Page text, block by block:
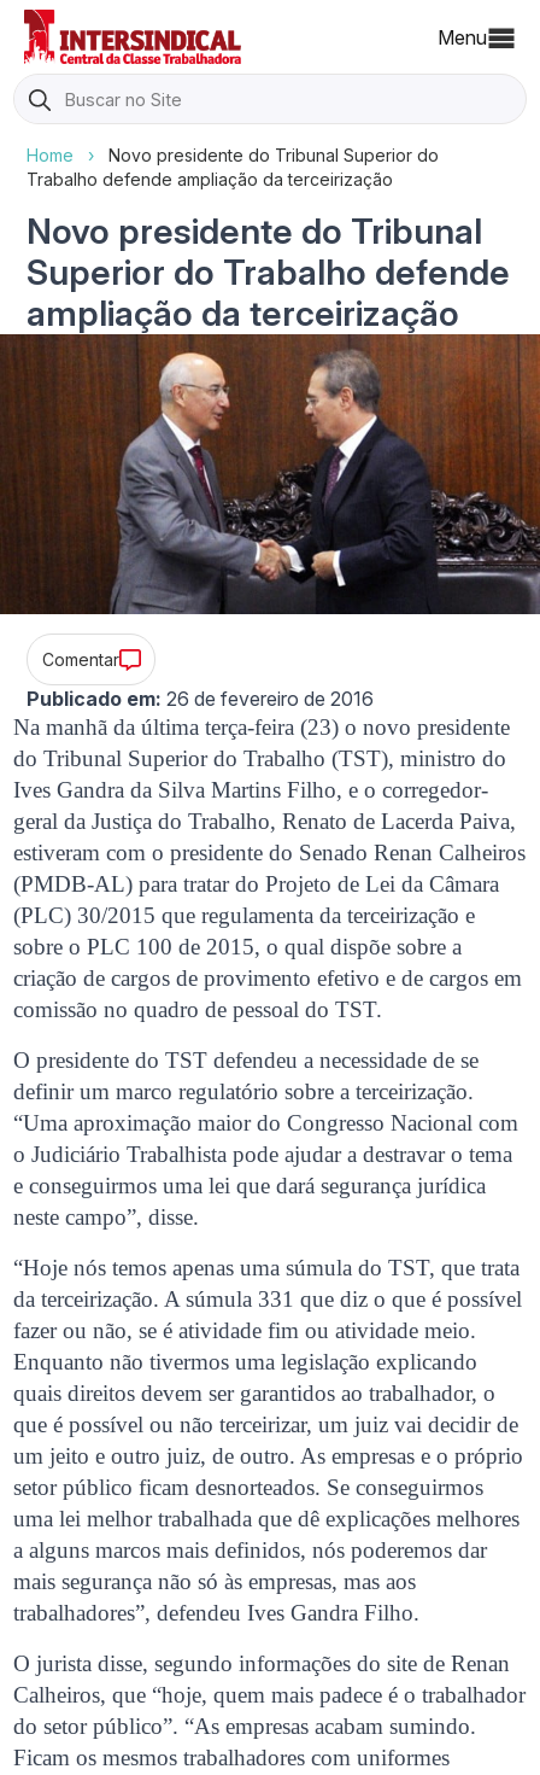
Menu
Search
for:
Home ›
Novo presidente do Tribunal Superior do
Trabalho defende ampliação da terceirização
Novo presidente do Tribunal
Superior do Trabalho defende
ampliação da terceirização
Comentar
Publicado em: 26 de fevereiro de 2016
Na manhã da última terça-feira (23) o novo presidente
do Tribunal Superior do Trabalho (TST), ministro do
Ives Gandra da Silva Martins Filho, e o corregedor-
geral da Justiça do Trabalho, Renato de Lacerda Paiva,
estiveram com o presidente do Senado Renan Calheiros
(PMDB-AL) para tratar do Projeto de Lei da Câmara
(PLC) 30/2015 que regulamenta da terceirização e
sobre o PLC 100 de 2015, o qual dispõe sobre a
criação de cargos de provimento efetivo e de cargos em
comissão no quadro de pessoal do TST.
O presidente do TST defendeu a necessidade de se
definir um marco regulatório sobre a terceirização.
“Uma aproximação maior do Congresso Nacional com
o Judiciário Trabalhista pode ajudar a destravar o tema
e conseguirmos uma lei que dará segurança jurídica
neste campo”, disse.
“Hoje nós temos apenas uma súmula do TST, que trata
da terceirização. A súmula 331 que diz o que é possível
fazer ou não, se é atividade fim ou atividade meio.
Enquanto não tivermos uma legislação explicando
quais direitos devem ser garantidos ao trabalhador, o
que é possível ou não terceirizar, um juiz vai decidir de
um jeito e outro juiz, de outro. As empresas e o próprio
setor público ficam desnorteados. Se conseguirmos
uma lei melhor trabalhada que dê explicações melhores
a alguns marcos mais definidos, nós poderemos dar
mais segurança não só às empresas, mas aos
trabalhadores”, defendeu Ives Gandra Filho.
O jurista disse, segundo informações do site de Renan
Calheiros, que “hoje, quem mais padece é o trabalhador
do setor público”. “As empresas acabam sumindo.
Ficam os mesmos trabalhadores com uniformes